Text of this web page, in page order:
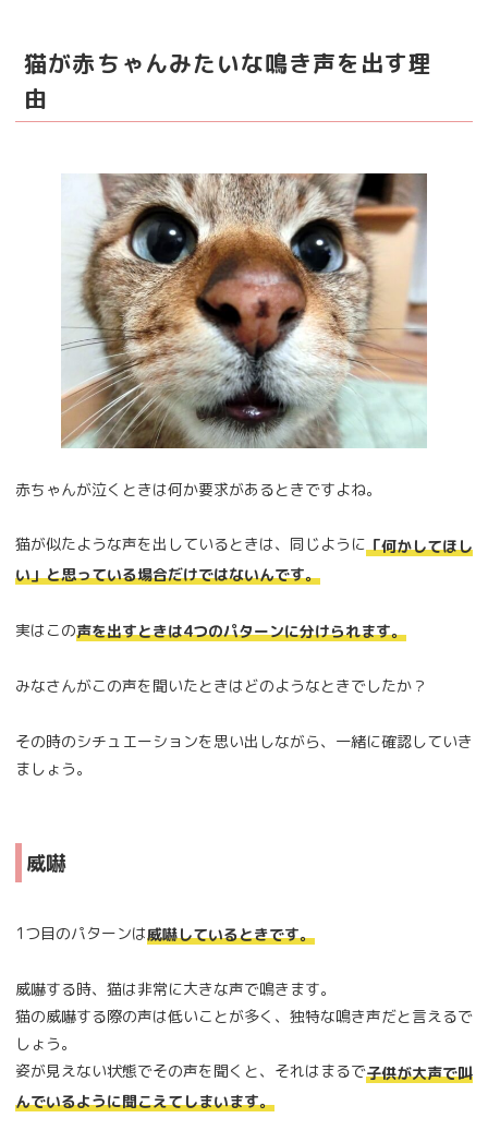
猫が赤ちゃんみたいな鳴き声を出す理
由
赤ちゃんが泣くときは何か要求があるときですよね。
猫が似たような声を出しているときは、同じように「何かしてほし
い」と思っている場合だけではないんです。
実はこの声を出すときは4つのパターンに分けられます。
みなさんがこの声を聞いたときはどのようなときでしたか？
その時のシチュエーションを思い出しながら、一緒に確認していき
ましょう。
威嚇
1つ目のパターンは威嚇しているときです。
威嚇する時、猫は非常に大きな声で鳴きます。
猫の威嚇する際の声は低いことが多く、独特な鳴き声だと言えるで
しょう。
姿が見えない状態でその声を聞くと、それはまるで子供が大声で叫
んでいるように聞こえてしまいます。